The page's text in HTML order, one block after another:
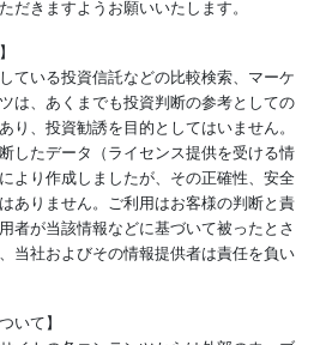
だきますようお願いいたします。
ている投資信託などの比較検索、マーケ
は、あくまでも投資判断の参考としての
り、投資勧誘を目的としてはいません。
したデータ（ライセンス提供を受ける情
より作成しましたが、その正確性、安全
ありません。ご利用はお客様の判断と責
者が当該情報などに基づいて被ったとさ
当社およびその情報提供者は責任を負い
いて】